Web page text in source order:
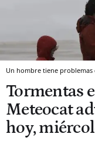
Un hombre tiene
Tormentas
Meteocat
hoy,